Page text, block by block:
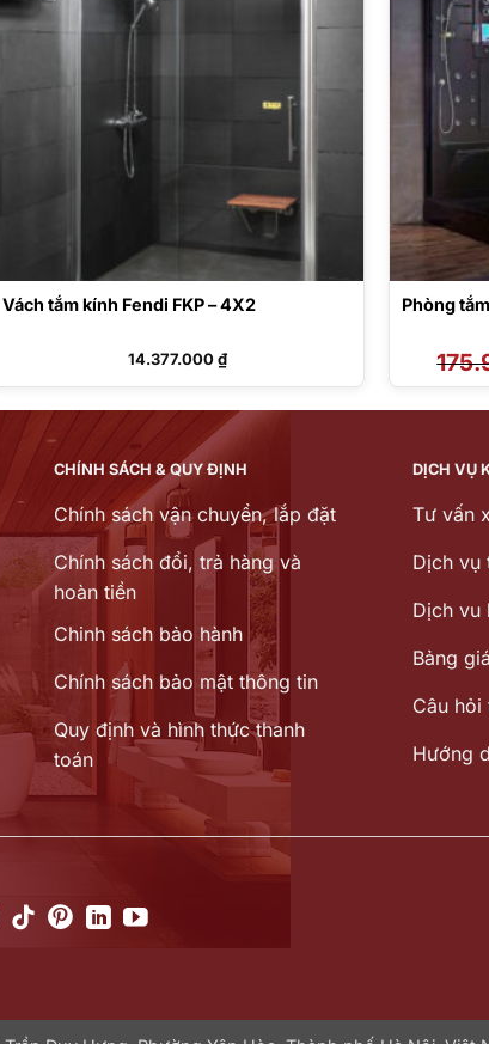
Vách tắm kính Fendi FKP – 4X2
14.377.000₫
Phòng
CHÍNH SÁCH & QUY ĐỊNH
Chính sách vận chuyển, lắp đặt
Chính sách đổi, trả hàng và
hoàn tiền
Chinh sách bảo hành
Chính sách bảo mật thông tin
Quy định và hình thức thanh
toán
DỊCH VỤ
Tư vấn
Dịch vụ
Dịch vu
Bảng
Câu hỏi
Hướng